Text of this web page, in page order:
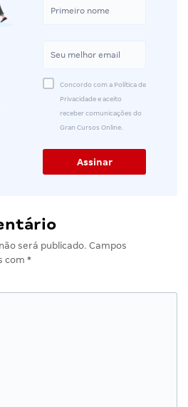
Concordo com a Política de
Privacidade e aceito
receber comunicações do
Gran Cursos Online.
será publicado. Campos
com *